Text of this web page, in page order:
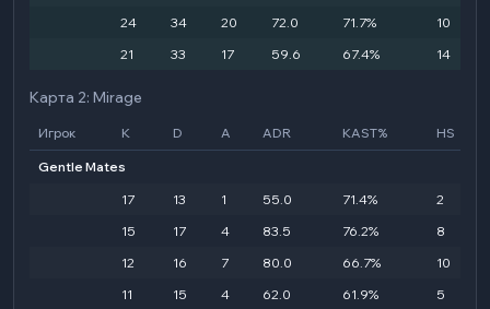
24
34 20 72.0 71.7%
10
21
33 17 59.6 67.4% 14
Карта 2: Mirage
Игрок K D A ADR KAST% HS
Gentle Mates
17
13 1 55.0 71.4%
2
15
17 4 83.5 76.2%
8
12
16 7 80.0 66.7%
10
11
15 4 62.0 61.9%
5